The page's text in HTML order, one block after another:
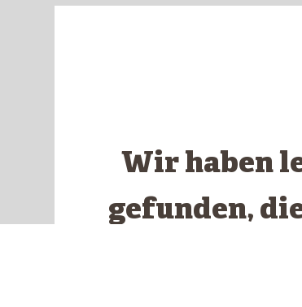
Wir haben
gefunden,